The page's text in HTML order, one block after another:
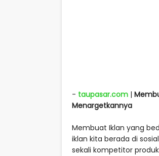
- taupasar.com |
Menargetkannya
Membuat Iklan yang
iklan kita berada di
sekali kompetitor